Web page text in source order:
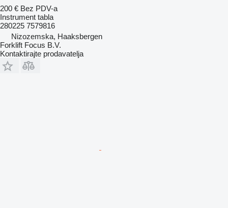
200 € Bez PDV-a
Instrument tabla
280225 7579816
Nizozemska, Haaksbergen
Forklift Focus B.V.
Kontaktirajte prodavatelja